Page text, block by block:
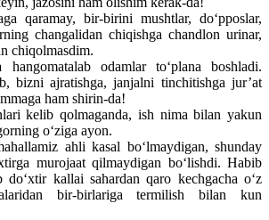
qaramay, bir-birini mushtlar, do‘pposlar,
changalidan chiqishga chandlon urinar,
chiqolmasdim.
odamlar to‘plana boshladi.
bizni ajratishga, janjalni tinchitishga jur’at
ham shirin-da!
kelib qolmaganda, ish nima bilan yakun
o‘ziga ayon.
ahli kasal bo‘lmaydigan, shunday
murojaat qilmaydigan bo‘lishdi. Habib
kallai sahardan qaro kechgacha o‘z
bir-birlariga termilish bilan kun